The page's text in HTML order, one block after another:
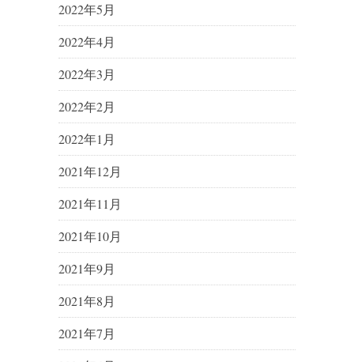
2022年5月
2022年4月
2022年3月
2022年2月
2022年1月
2021年12月
2021年11月
2021年10月
2021年9月
2021年8月
2021年7月